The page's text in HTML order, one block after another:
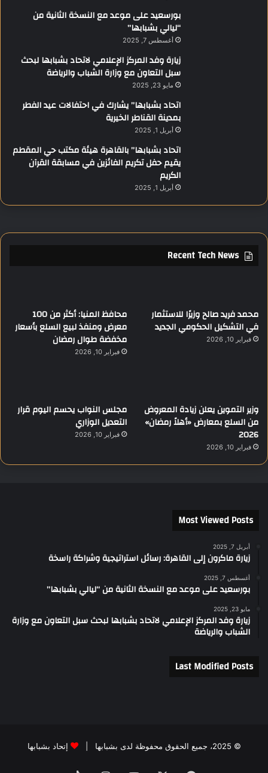
بورسعيد على موعد مع النسخة الثانية من
“ليالي بشبابها”
أغسطس 7, 2025
زيارة وفد المركز الإعلامي لاتحاد بشبابها لبحث
سبل التعاون مع وزارة الشباب والرياضة
مايو 23, 2025
اتحاد بشبابها” يشارك في احتفالات عيد الفطر
بمدينة القناطر الخيرية
أبريل 1, 2025
اتحاد بشبابها” بالقاهرة هيئة مكتب حي المقطم
يقيم حفل تكريم الفائزين في مسابقة القرآن
الكريم
أبريل 1, 2025
Recent Tech News
محمد فريد صالح وزيرًا للاستثمار
في التشكيل الحكومي الجديد
فبراير 10, 2026
محافظ المنيا: أكثر من 100
معرض ومنفذ لبيع السلع بأسعار
مخفضة طوال رمضان
فبراير 10, 2026
وزير التموين يعلن زيادة المعروض
من السلع بمعارض «أهلاً رمضان»
2026
فبراير 10, 2026
مجلس النواب يحسم اليوم قرار
التعديل الوزاري
فبراير 10, 2026
Most Viewed Posts
أبريل 7, 2025
زيارة ماكرون إلى القاهرة: رسائل استراتيجية وشراكة راسخة
أغسطس 7, 2025
بورسعيد على موعد مع النسخة الثانية من “ليالي بشبابها”
مايو 23, 2025
زيارة وفد المركز الإعلامي لاتحاد بشبابها لبحث سبل التعاون مع وزارة
الشباب والرياضة
Last Modified Posts
© 2025، جميع الحقوق محفوظة لدى بشبابها | إتحاد بشبابها